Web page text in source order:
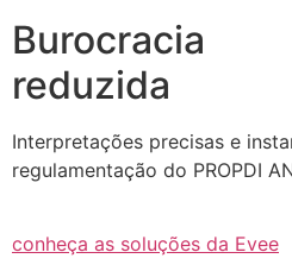
Burocracia
reduzida
Interpretações precisas e
regulamentação do PROPDI
conheça as soluções da Evee